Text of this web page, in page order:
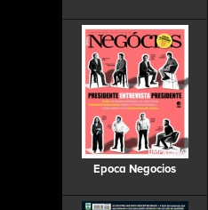
Epoca Negocios